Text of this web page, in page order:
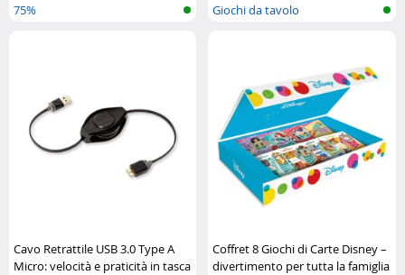
75%
Giochi da tavolo
Cavo Retrattile USB 3.0 Type A
Micro: velocità e praticità in tasca
Coffret 8 Giochi di Carte Disney –
divertimento per tutta la famiglia